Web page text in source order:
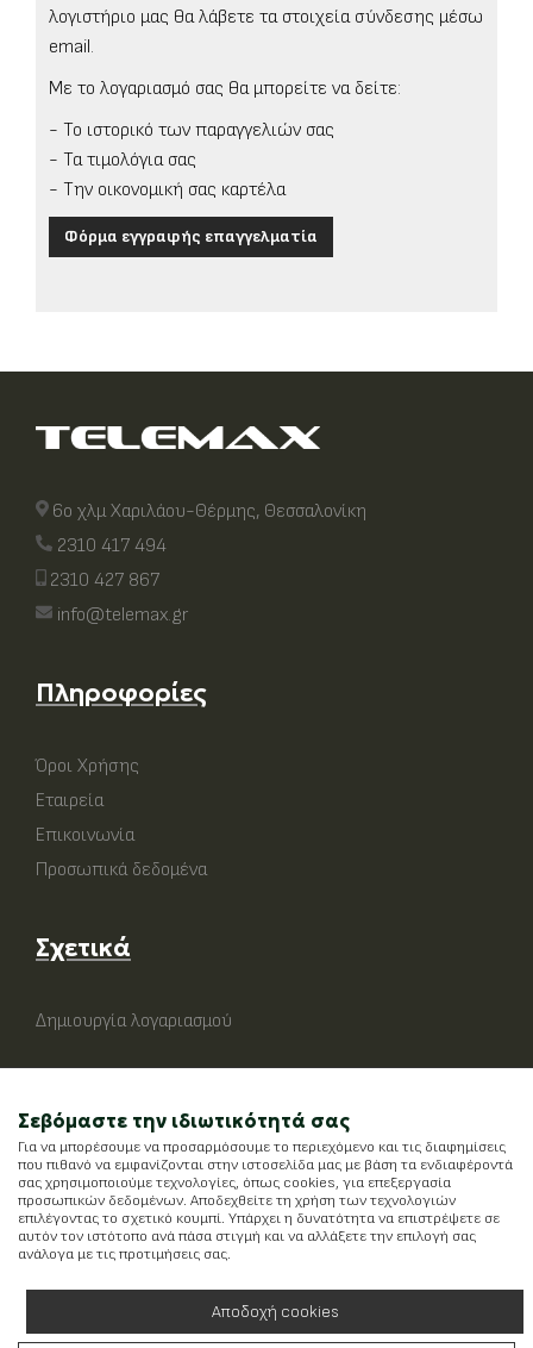
λογιστήριο μας θα λάβετε τα στοιχεία σύνδεσης μέσω
email.
Με το λογαριασμό σας θα μπορείτε να δείτε:
- Το ιστορικό των παραγγελιών σας
- Τα τιμολόγια σας
- Την οικονομική σας καρτέλα
Φόρμα εγγραφής επαγγελματία
6ο χλμ Χαριλάου-Θέρμης, Θεσσαλονίκη
2310 417 494
2310 427 867
info@telemax.gr
Πληροφορίες
Όροι Χρήσης
Εταιρεία
Επικοινωνία
Προσωπικά δεδομένα
Σχετικά
Δημιουργία λογαριασμού
Σεβόμαστε την ιδιωτικότητά σας
Για να μπορέσουμε να προσαρμόσουμε το περιεχόμενο και τις διαφημίσεις
που πιθανό να εμφανίζονται στην ιστοσελίδα μας με βάση τα ενδιαφέροντά
σας χρησιμοποιούμε τεχνολογίες, όπως cookies, για επεξεργασία
προσωπικών δεδομένων. Αποδεχθείτε τη χρήση των τεχνολογιών
επιλέγοντας το σχετικό κουμπί. Υπάρχει η δυνατότητα να επιστρέψετε σε
αυτόν τον ιστότοπο ανά πάσα στιγμή και να αλλάξετε την επιλογή σας
ανάλογα με τις προτιμήσεις σας.
Αποδοχή cookies